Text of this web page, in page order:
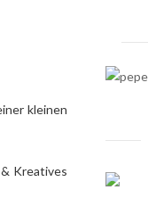
kleinen
Kreatives